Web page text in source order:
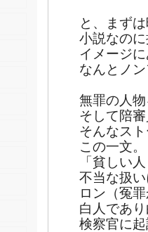
と、まず
小説なの
イメージ
なんとノ
無罪の人
そして陪
そんなス
この一文。
「貧しい
不当な扱
ロン（冤
白人であ
検察官に